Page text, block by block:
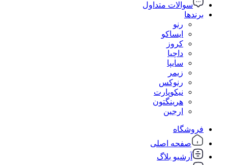
سوالات متداول
برندها
رنو
ایساکو
کروز
داچیا
سایپا
زیمر
رنوکس
نیکوپارت
هرینگتون
ارجین
فروشگاه
صفحه اصلی
آرشیو بلاگ